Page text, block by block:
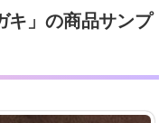
キ」の商品サンプ